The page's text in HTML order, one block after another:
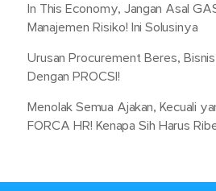
In This Economy, Jangan Asal
Manajemen Risiko! Ini Solusinya
Urusan Procurement Beres,
Dengan PROCSI!
Menolak Semua Ajakan, Kecuali
FORCA HR! Kenapa Sih Harus